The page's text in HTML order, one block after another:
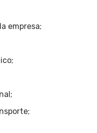
empresa;